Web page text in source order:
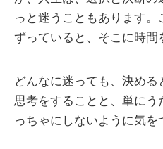
っと迷うこともあります
ずっていると、そこに時間
どんなに迷っても、決め
思考をすることと、単に
っちゃにしないように気を